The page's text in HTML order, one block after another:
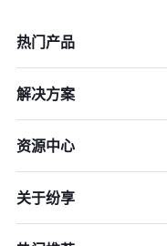
热门产品
解决方案
资源中心
关于纷享